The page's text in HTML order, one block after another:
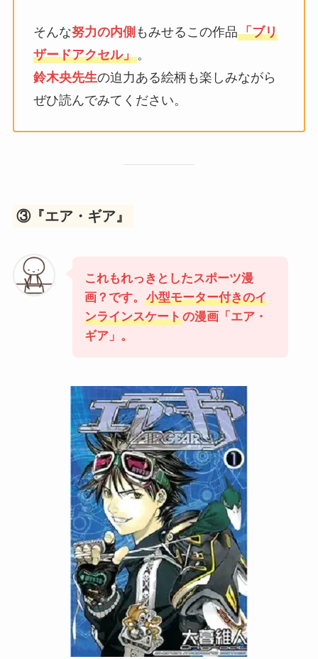
そんな努力の内側 もみせるこの作品「ブリ
ザードアクセル」。
鈴木央先生の迫力ある絵柄も楽しみながら
ぜひ読んでみてください。
③『エア・ギア』
これもれっきとしたスポーツ漫
画？です。
小型モーター付きのイ
ンラインスケートの漫画「エア・
ギア」。